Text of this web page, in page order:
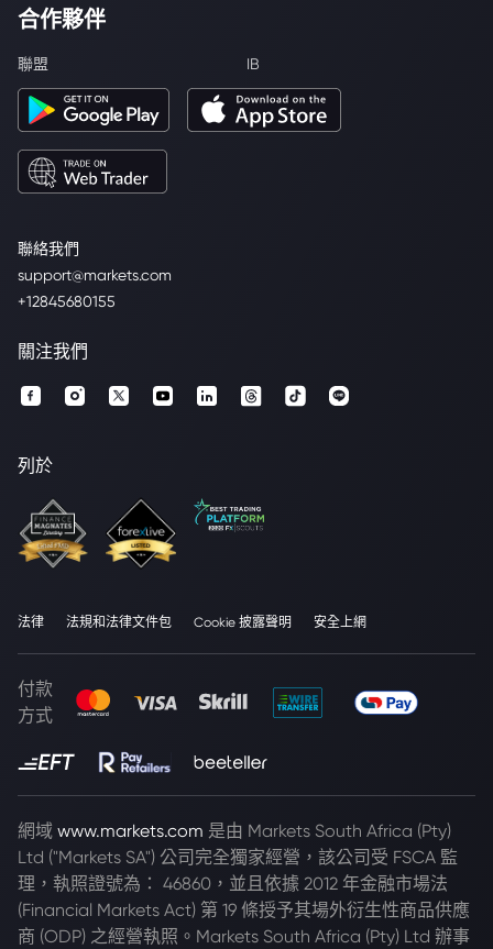
聯絡我們
support@markets.com
+12845680155
合作夥伴
聯盟 IB
關注我們
列於
法律 法規和法律文件包 Cookie 披露聲明 安全上網
付款
方式
網域 www.markets.com 是由 Markets South Africa (Pty)
Ltd ("Markets SA") 公司完全獨家經營，該公司受 FSCA 監
理，執照證號為： 46860，並且依據 2012 年金融市場法
(Financial Markets Act) 第 19 條授予其場外衍生性商品供應
商 (ODP) 之經營執照。Markets South Africa (Pty) Ltd 辦事